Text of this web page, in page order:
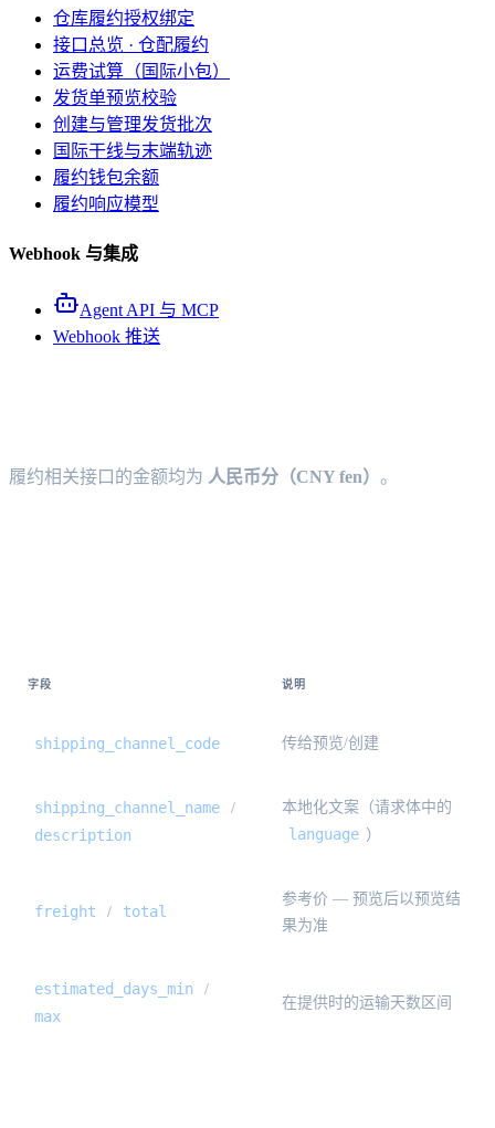
仓库履约授权绑定
接口总览 · 仓配履约
运费试算（国际小包）
发货单预览校验
创建与管理发货批次
国际干线与末端轨迹
履约钱包余额
履约响应模型
Webhook 与集成
Agent API 与 MCP
Webhook 推送
履约相关接口的金额均为 人民币分（CNY fen） 。
字段 说明
shipping_channel_code 传给预览/创建
shipping_channel_name /
description
本地化文案（请求体中的
language ）
freight / total
参考价 — 预览后以预览结
果为准
estimated_days_min /
max
在提供时的运输天数区间